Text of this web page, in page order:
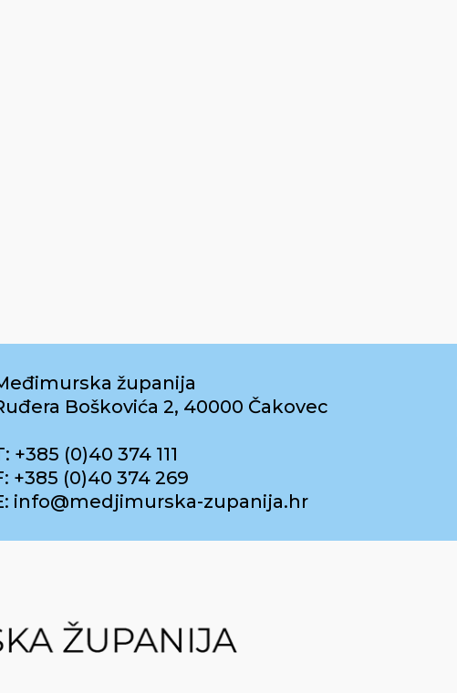
županija
Boškovića 2, 40000 Čakovec
+385 (0)40 374 111
+385 (0)40 374 269
info@medjimurska-zupanija.hr